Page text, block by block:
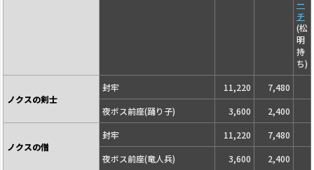
ー
チ
(松
明
持
ち)
ノクスの剣士
封牢 11,220
7,480
夜ボス前座(踊り子)
3,600 2,400
ノクスの僧
封牢 11,220
7,480
夜ボス前座(竜人兵)
3,600
2,400